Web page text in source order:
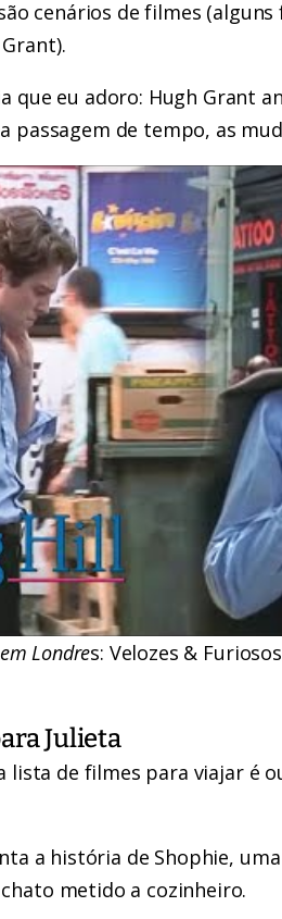
cenários de filmes
que eu adoro: Hugh Grant
passagem de tempo, as
Londres: Velozes &
Julieta
lista de filmes para viajar é
a história de Shophie,
metido a cozinheiro.